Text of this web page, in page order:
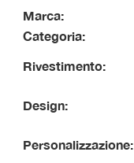
Marca:
Categoria:
Rivestimento:
Design:
Personalizzazione: